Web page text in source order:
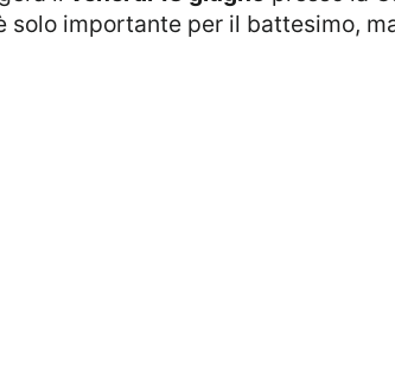
importante per il battesimo,